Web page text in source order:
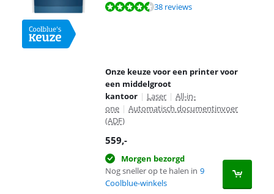
Beoordeling is 8,7 van de 10, gebaseerd op 38 reviews.
38 reviews
Onze keuze voor een printer voor
een middelgroot
kantoor | Laser | All-in-
one | Automatisch documentinvoer
(ADF)
559,-
Morgen bezorgd
Nog sneller op te halen in 9
Coolblue-winkels